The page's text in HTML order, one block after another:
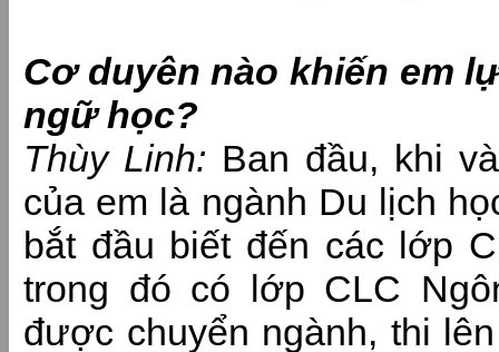
Cơ duyên nào khiến em
ngữ học?
Thùy Linh: Ban đầu, khi
của em là ngành Du lịch
bắt đầu biết đến các lớp
trong đó có lớp CLC
được chuyển ngành, thi